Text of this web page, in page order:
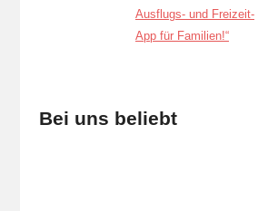
Bei uns beliebt